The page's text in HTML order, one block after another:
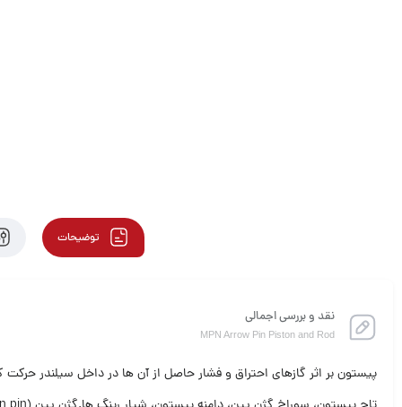
توضیحات
نقد و بررسی اجمالی
MPN Arrow Pin Piston and Rod
پیستون بر اثر گازهای احتراق و فشار حاصل از آن ها در داخل سیلندر